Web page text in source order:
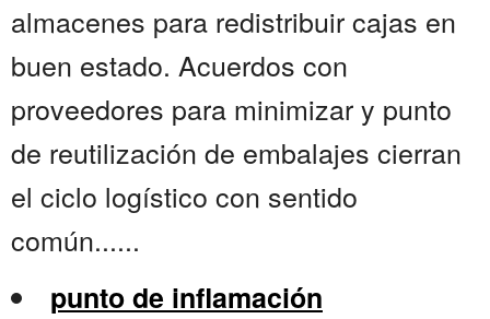
almacenes para redistribuir cajas en
buen estado. Acuerdos con
proveedores para minimizar y punto
de reutilización de embalajes cierran
el ciclo logístico con sentido
común......
punto de inflamación